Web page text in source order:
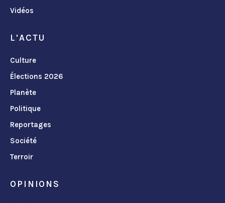
Vidéos
L'ACTU
Culture
Élections 2026
Planète
Politique
Reportages
Société
Terroir
OPINIONS